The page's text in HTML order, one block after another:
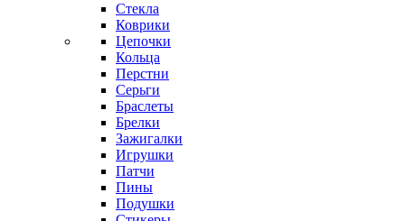
Стекла
Коврики
Цепочки
Кольца
Перстни
Серьги
Браслеты
Брелки
Зажигалки
Игрушки
Патчи
Пины
Подушки